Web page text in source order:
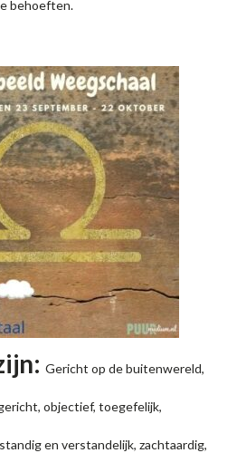
behoeften.
Gericht op de buitenwereld,
objectief, toegefelijk,
en verstandelijk, zachtaardig,